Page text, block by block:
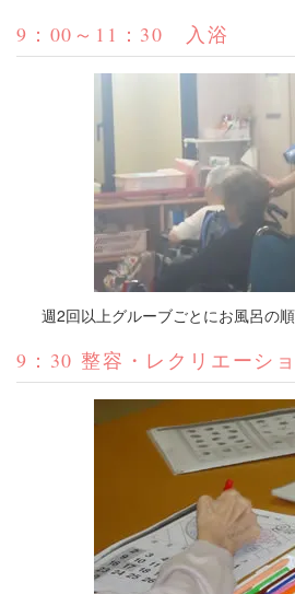
9：00～11：30 入浴
週2回以上グルーブごとにお風呂の
9：30 整容・レクリエーシ